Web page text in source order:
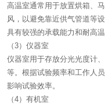
高温室通常用于放置烘箱、
风，以避免靠近供气管道等
具有较强的承载能力和耐高温
（3）仪器室
仪器室用于存放分光光度计
等。根据试验频率和工作人
影响试验效率。
（4）有机室